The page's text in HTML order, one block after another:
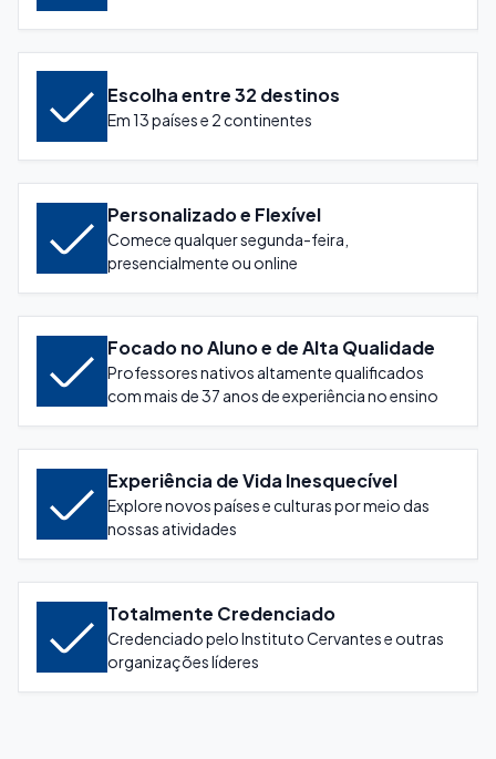
Escolha entre 32 destinos
Em 13 países e 2 continentes
Personalizado e Flexível
Comece qualquer segunda-feira,
presencialmente ou online
Focado no Aluno e de Alta Qualidade
Professores nativos altamente qualificados
com mais de 37 anos de experiência no ensino
Experiência de Vida Inesquecível
Explore novos países e culturas por meio das
nossas atividades
Totalmente Credenciado
Credenciado pelo Instituto Cervantes e outras
organizações líderes